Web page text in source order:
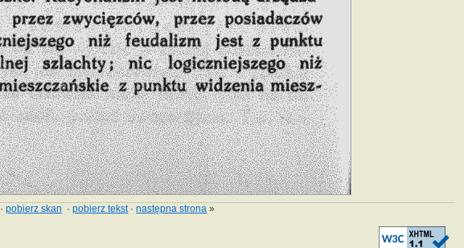
·pobierz skan ·pobierz tekst·następna strona »